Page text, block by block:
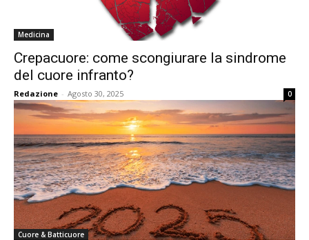
Medicina
Crepacuore: come scongiurare la sindrome
del cuore infranto?
Redazione - Agosto 30, 2025 0
Cuore & Batticuore